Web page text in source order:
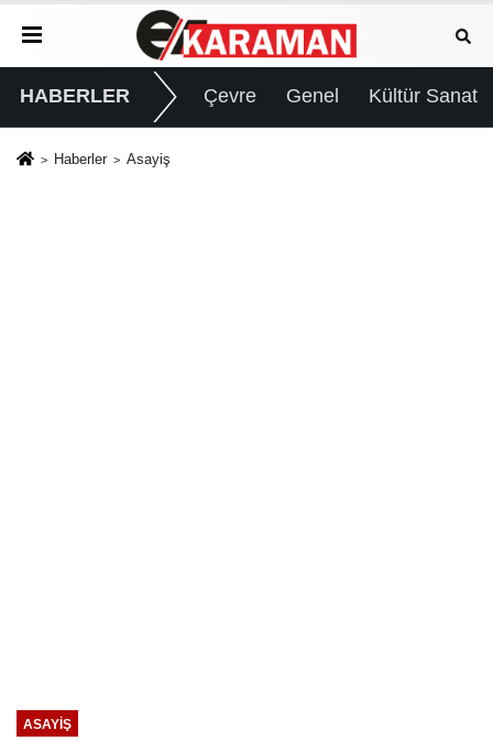
HABERLER Çevre Genel Kültür Sanat
Haberler Asayiş
ASAYIŞ